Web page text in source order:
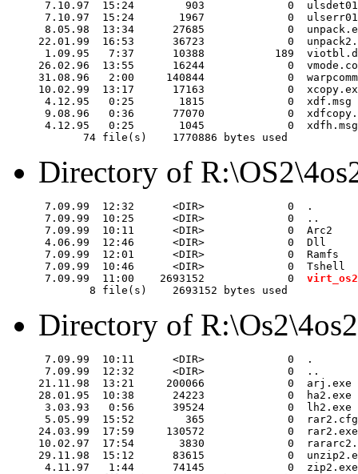
7.10.97  15:24        903             0
7.10.97  15:24       1967             0
8.05.98  13:34      27685             0
22.01.99  16:53      36723             0
1.09.95   7:37      10388           189
26.02.96  13:55      16244             0
31.08.96   2:00     140844             0
10.02.99  13:17      17163             0
4.12.95   0:25       1815             0  xdf.msg
9.08.96   0:36      77070             0
4.12.95   0:25       1045             0  xdfh.msg
Directory of
7.09.99  12:32      <DIR>             0  .
7.09.99  10:25      <DIR>             0  ..
7.09.99  10:11      <DIR>             0  Arc2
4.06.99  12:46      <DIR>             0  Dll
7.09.99  12:01      <DIR>             0  Ramfs
7.09.99  10:46      <DIR>             0  Tshell
7.09.99  11:00    2693152             0
Directory of
7.09.99  10:11      <DIR>             0  .
7.09.99  12:32      <DIR>             0  ..
21.11.98  13:21     200066             0  arj.exe
28.01.95  10:38      24223             0  ha2.exe
3.03.93   0:56      39524             0  lh2.exe
5.05.99  15:52        365             0  rar2.cfg
24.03.99  17:59     130572             0  rar2.exe
10.02.97  17:54       3830             0
29.11.98  15:12      83615             0
4.11.97   1:44      74145             0  zip2.exe